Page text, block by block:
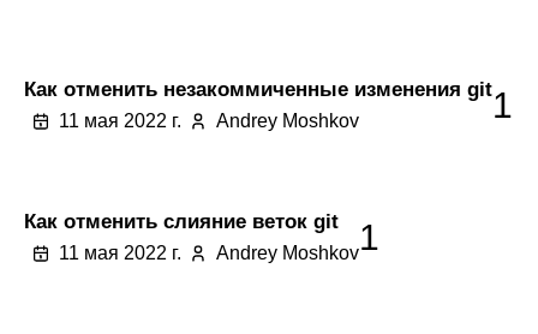
Как отменить незакоммиченные изменения git
11 мая 2022 г. Andrey Moshkov 1
Как отменить слияние веток git
11 мая 2022 г. Andrey Moshkov1